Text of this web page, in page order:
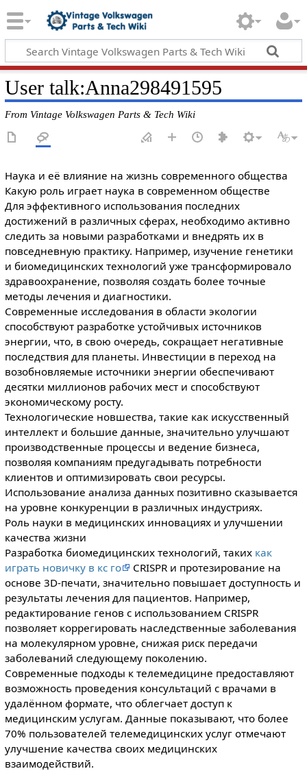
User talk:Anna298491595
From Vintage Volkswagen Parts & Tech Wiki
Наука и её влияние на жизнь современного общества
Какую роль играет наука в современном обществе
Для эффективного использования последних
достижений в различных сферах, необходимо активно
следить за новыми разработками и внедрять их в
повседневную практику. Например, изучение генетики
и биомедицинских технологий уже трансформировало
здравоохранение, позволяя создать более точные
методы лечения и диагностики.
Современные исследования в области экологии
способствуют разработке устойчивых источников
энергии, что, в свою очередь, сокращает негативные
последствия для планеты. Инвестиции в переход на
возобновляемые источники энергии обеспечивают
десятки миллионов рабочих мест и способствуют
экономическому росту.
Технологические новшества, такие как искусственный
интеллект и большие данные, значительно улучшают
производственные процессы и ведение бизнеса,
позволяя компаниям предугадывать потребности
клиентов и оптимизировать свои ресурсы.
Использование анализа данных позитивно сказывается
на уровне конкуренции в различных индустриях.
Роль науки в медицинских инновациях и улучшении
качества жизни
Разработка биомедицинских технологий, таких как
играть новичку в кс го
CRISPR и протезирование на
основе 3D-печати, значительно повышает доступность и
результаты лечения для пациентов. Например,
редактирование генов с использованием CRISPR
позволяет коррегировать наследственные заболевания
на молекулярном уровне, снижая риск передачи
заболеваний следующему поколению.
Современные подходы к телемедицине предоставляют
возможность проведения консультаций с врачами в
удалённом формате, что облегчает доступ к
медицинским услугам. Данные показывают, что более
70% пользователей телемедицинских услуг отмечают
улучшение качества своих медицинских
взаимодействий.